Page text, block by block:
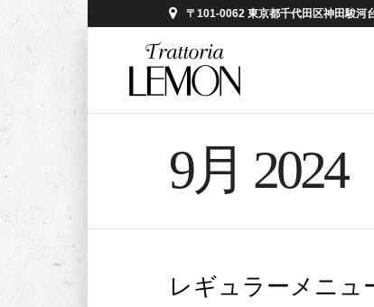
〒101-0062 東京都千代田区神田駿河
9月 2024
レギュラーメニュ